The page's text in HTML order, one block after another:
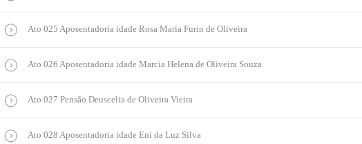
Ato 025 Aposentadoria idade Rosa Maria Furin de Oliveira
Ato 026 Aposentadoria idade Marcia Helena de Oliveira Souza
Ato 027 Pensão Deuscelia de Oliveira Vieira
Ato 028 Aposentadoria idade Eni da Luz Silva